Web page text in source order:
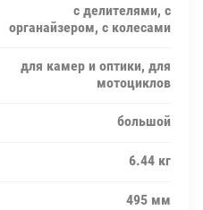
с делителями, с
органайзером, с колесами
для камер и оптики, для
мотоциклов
большой
6.44 кг
495 мм